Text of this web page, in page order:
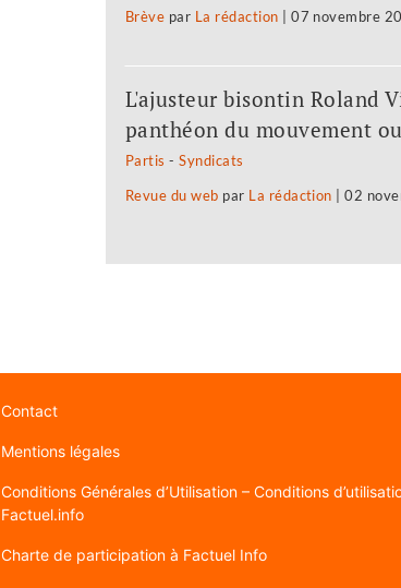
Brève par La rédaction |07 novembre
L'ajusteur bisontin Roland
panthéon du mouvement
Partis -Syndicats
Revue du web par La rédaction |02
Contact
Mentions légales
Conditions Générales d’Utilisation – Conditions
Factuel.info
Charte de participation à Factuel Info